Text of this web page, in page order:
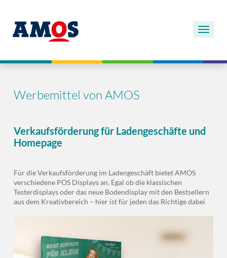
Werbemittel von AMOS
Verkaufsförderung für Ladengeschäfte und
Homepage
Für die Verkaufsförderung im Ladengeschäft bietet AMOS
verschiedene POS Displays an. Egal ob die klassischen
Testerdisplays oder das neue Bodendisplay mit den Bestsellern
aus dem Kreativbereich – hier ist für jeden das Richtige dabei